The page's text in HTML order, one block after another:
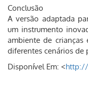
Conclusão
A versão adaptada
um instrumento
ambiente de
diferentes cenários de
Disponível Em: <